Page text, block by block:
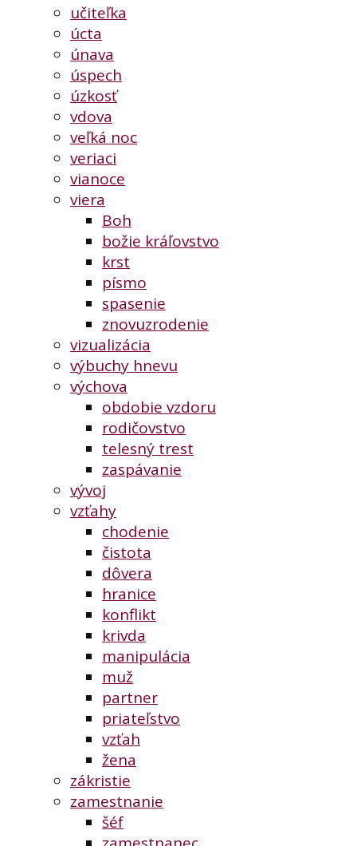
učiteľka
úcta
únava
úspech
úzkosť
vdova
veľká noc
veriaci
vianoce
viera
Boh
božie kráľovstvo
krst
písmo
spasenie
znovuzrodenie
vizualizácia
výbuchy hnevu
výchova
obdobie vzdoru
rodičovstvo
telesný trest
zaspávanie
vývoj
vzťahy
chodenie
čistota
dôvera
hranice
konflikt
krivda
manipulácia
muž
partner
priateľstvo
vzťah
žena
zákristie
zamestnanie
šéf